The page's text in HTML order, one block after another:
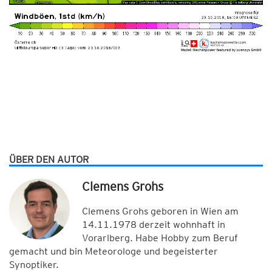
ÜBER DEN AUTOR
Clemens Grohs
Clemens Grohs geboren in Wien am
14.11.1978 derzeit wohnhaft in
Vorarlberg. Habe Hobby zum Beruf
gemacht und bin Meteorologe und begeisterter
Synoptiker.